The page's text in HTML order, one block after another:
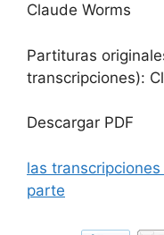
Claude Worms
Partituras
transcripciones):
Descargar PDF
las
parte